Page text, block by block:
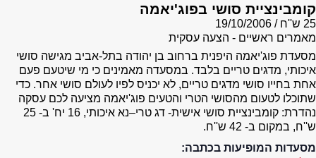
קומבינציית סושי בפוג'יאמה
25 ש''ח
19/10/2006
מאמרים ראשיים - הצעה עסקית
מסעדת פוג'יאמה היפנית ברחוב בן יהודה בתל-אביב מגישה סושי
איכותי, מדגים טריים בלבד. במסעדה מאמינים כי מי שיטעם פעם
אחת בחייו סושי מדגים טריים, לא יכניס לפיו לעולם סושי אחר. כדי
שתוכלו לטעום מהסושי הטרי והטעים פוג'יאמה מציעה לכם עסקה
נהדרת: קומבינציית סושי אישית- דג טרי–נא איכותי, 16 יח' ב- 25
ש''ח, במקום ב- 42 ש''ח.
מסעדות המופיעות בכתבה: